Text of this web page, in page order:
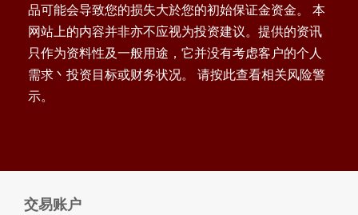
品可能会导致您的损失大於您的初始保证金资金。 本
网站上的内容并非亦不应视为投资建议。提供的资讯
只作为资料性及一般用途，它并没有考虑客户的个人
需求丶投资目标或财务状况。 请按此查看相关风险警
示。
交易账户